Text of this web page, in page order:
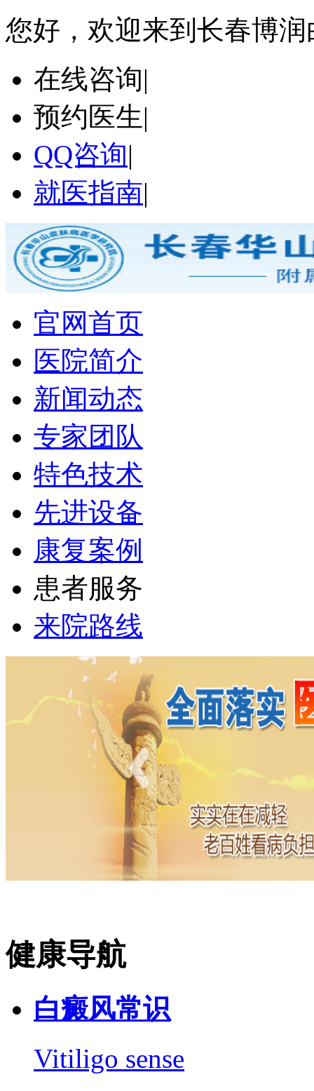
您好，欢迎来到长春博
在线咨询|
预约医生|
QQ咨询|
就医指南|
官网首页
医院简介
新闻动态
专家团队
特色技术
先进设备
康复案例
患者服务
来院路线
健康导航
白癜风常识
Vitiligo sense